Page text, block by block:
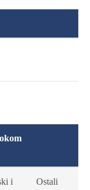
i
Ostali